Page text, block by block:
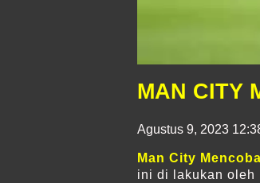
MAN CITY
Agustus 9, 2023
Man City
ini di lakukan oleh